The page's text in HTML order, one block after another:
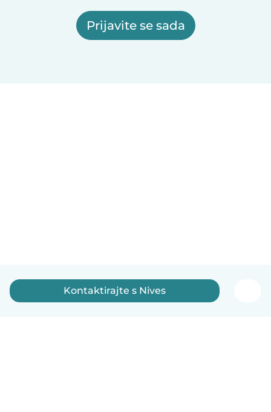
Prijavite se sada
Kontaktirajte s Nives